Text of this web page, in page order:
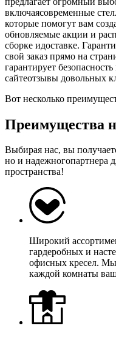
включаясовременные
которые помогут вам
обновляемые акции и
сборке идоставке.
свой заказ прямо на
гарантирует
сайтеотзывы довольных
Вот несколько
Преимущества
Выбирая нас, вы
но и надежногопартнера
пространства!
Широкий
гардеробных и
офисных кресел. Мы
каждой комнаты